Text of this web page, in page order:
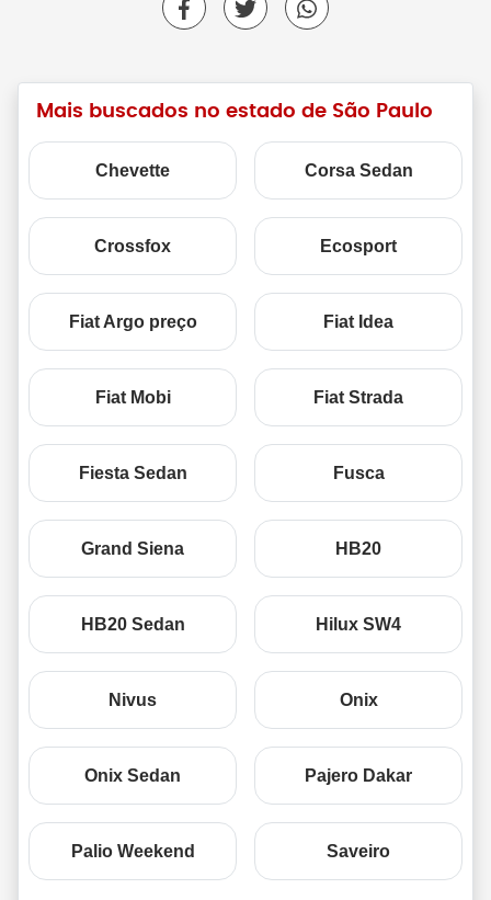
Mais buscados no estado de São Paulo
Chevette Corsa Sedan
Crossfox Ecosport
Fiat Argo preço Fiat Idea
Fiat Mobi Fiat Strada
Fiesta Sedan Fusca
Grand Siena HB20
HB20 Sedan Hilux SW4
Nivus Onix
Onix Sedan Pajero Dakar
Palio Weekend Saveiro